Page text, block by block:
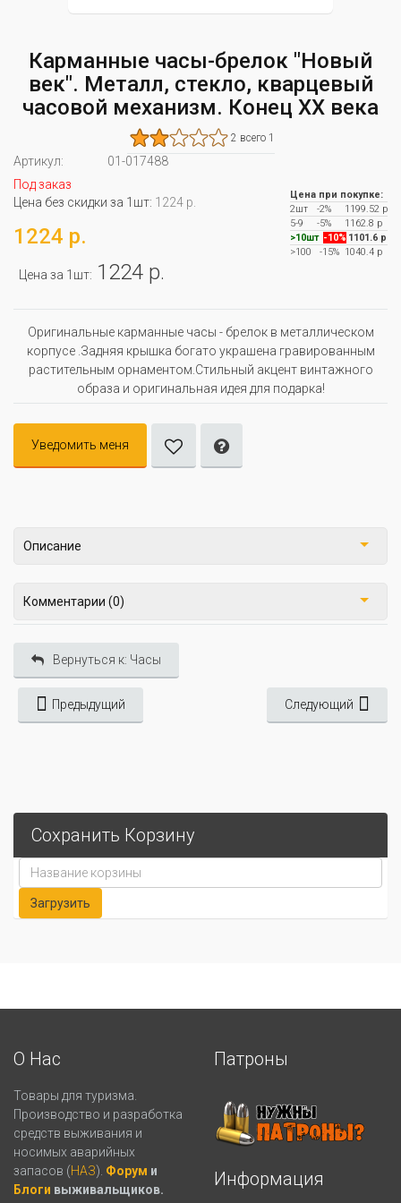
Карманные часы-брелок "Новый
век". Металл, стекло, кварцевый
часовой механизм. Конец XX века
2 всего 1
Артикул:
01-017488
Под заказ
Цена без скидки за 1шт: 1224 р.
1224 р.
Цена за 1шт: 1224 р.
Цена при покупке:
2шт
-2%
1199.52 р
5-9
-5%
1162.8 р
>10шт -10% 1101.6 р
>100
-15% 1040.4 р
Оригинальные карманные часы - брелок в металлическом
корпусе .Задняя крышка богато украшена гравированным
растительным орнаментом.Стильный акцент винтажного
образа и оригинальная идея для подарка!
Уведомить меня
Описание
Комментарии (0)
Вернуться к: Часы
Предыдущий Следующий
Сохранить Корзину
О Нас
Товары для туризма.
Производство и разработка
средств выживания и
носимых аварийных
запасов (НАЗ). Форум и
Блоги выживальщиков.
Патроны
Информация